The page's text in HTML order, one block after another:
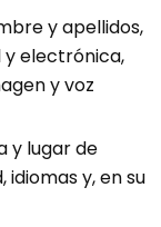
y apellidos,
y electrónica,
y voz
y lugar de
idiomas y, en su